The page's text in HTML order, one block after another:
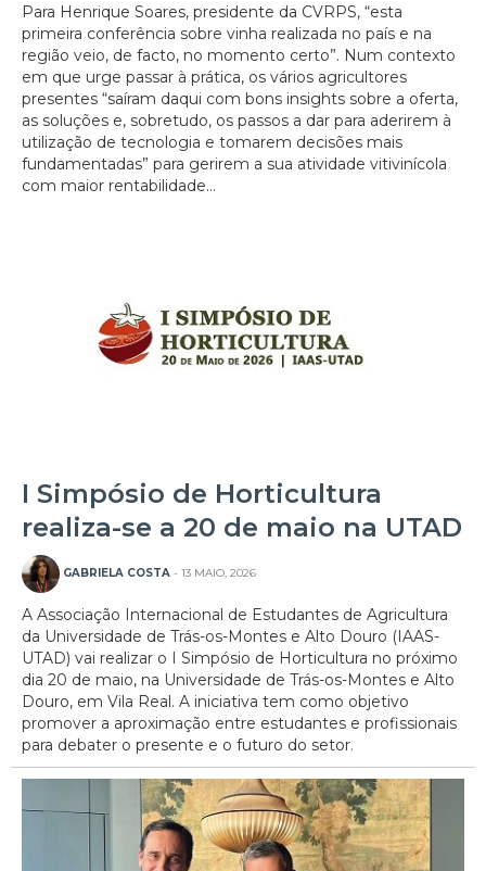
Para Henrique Soares, presidente da CVRPS, “esta
primeira conferência sobre vinha realizada no país e na
região veio, de facto, no momento certo”. Num contexto
em que urge passar à prática, os vários agricultores
presentes “saíram daqui com bons insights sobre a oferta,
as soluções e, sobretudo, os passos a dar para aderirem à
utilização de tecnologia e tomarem decisões mais
fundamentadas” para gerirem a sua atividade vitivinícola
com maior rentabilidade...
I Simpósio de Horticultura
realiza-se a 20 de maio na UTAD
GABRIELA COSTA - 13 MAIO, 2026
A Associação Internacional de Estudantes de Agricultura
da Universidade de Trás-os-Montes e Alto Douro (IAAS-
UTAD) vai realizar o I Simpósio de Horticultura no próximo
dia 20 de maio, na Universidade de Trás-os-Montes e Alto
Douro, em Vila Real. A iniciativa tem como objetivo
promover a aproximação entre estudantes e profissionais
para debater o presente e o futuro do setor.